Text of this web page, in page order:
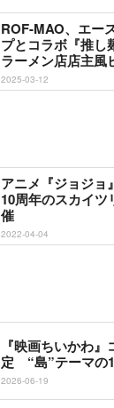
ROF-MAO、エー
プとコラボ『推
ラーメン店店主風
2025-03-12
アニメ『ジョジ
10周年のスカイ
催
2022-04-04
『映画ちいかわ
定 “島”テーマの
2026-06-19